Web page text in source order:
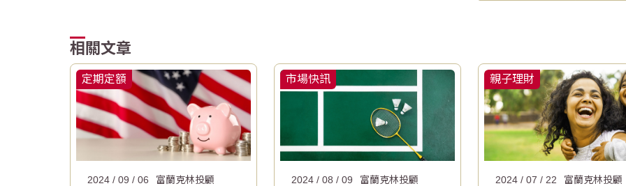
相關文章
定期定額
2024 / 09 / 06 富蘭克林投顧
市場快訊
2024 / 08 / 09 富蘭克林投顧
親子理財
2024 / 07 / 22 富蘭克林投顧